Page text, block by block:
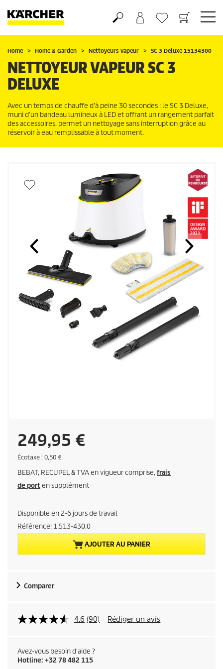
Panier
Mes Favoris
Home Home & Garden Nettoyeurs vapeur SC 3 Deluxe 15134300
NETTOYEUR VAPEUR SC 3
DELUXE
Avec un temps de chauffe d’à peine 30 secondes : le SC 3 Deluxe,
muni d’un bandeau lumineux à LED et offrant un rangement parfait
des accessoires, permet un nettoyage sans interruption grâce au
réservoir à eau remplissable à tout moment.
P
r
i
a
c
u
l
d
u
249,95 €
É
o
t
a
Écotaxe : 0,50 €
BEBAT, RECUPEL & TVA en vigueur comprise,frais
de porten supplément
Disponible en 2-6 jours de travail
Référence: 1.513-430.0
AJOUTER AU PANIER
Comparer
4.6 (90) Rédiger un avis
Avez-vous besoin d'aide ?
Hotline: +32 78 482 115